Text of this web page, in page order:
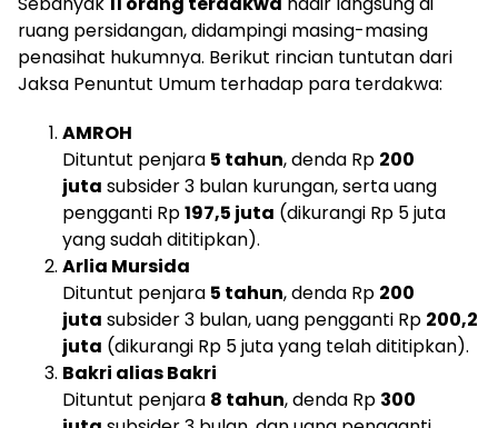
ruang persidangan, didampingi masing-masing
penasihat hukumnya. Berikut rincian tuntutan dari
Jaksa Penuntut Umum terhadap para terdakwa:
AMROH
Dituntut penjara 5 tahun, denda Rp 200
juta subsider 3 bulan kurungan, serta uang
pengganti Rp197,5 juta (dikurangi Rp 5 juta
yang sudah dititipkan).
Arlia Mursida
Dituntut penjara 5 tahun, denda Rp 200
juta subsider 3 bulan, uang pengganti Rp 200,2
juta (dikurangi Rp 5 juta yang telah dititipkan).
Bakri alias Bakri
Dituntut penjara 8 tahun, denda Rp 300